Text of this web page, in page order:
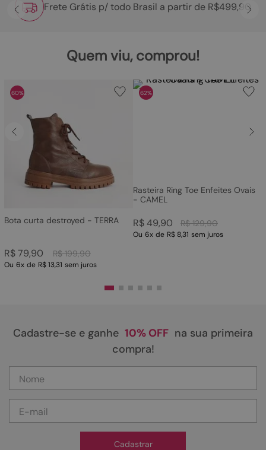
Frete Grátis p/ todo Brasil a partir de R$499,90
Quem viu, comprou!
60%
Bota curta destroyed - TERRA
R$ 199,90
R$79,90
Ou 6x de R$ 13,31 sem juros
62%
Rasteira Ring Toe Enfeites Ovais
- CAMEL
R$ 129,90
R$49,90
Ou 6x de R$ 8,31 sem juros
Cadastre-se e ganhe 10% OFF na sua primeira
compra!
Cadastrar